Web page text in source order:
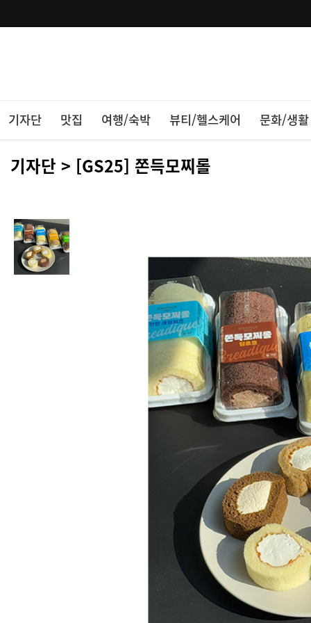
기자단 맛집 여행/숙박 뷰티/헬스케어 문화/생활
기자단 > [GS25] 쫀득모찌롤